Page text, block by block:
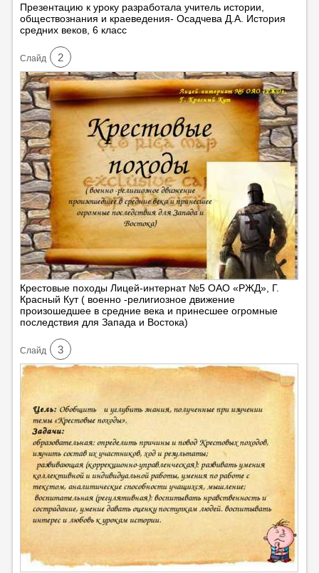
Презентацию к уроку разработала учитель истории,
обществознания и краеведения- Осадчева Д.А. История
средних веков, 6 класс
Cлайд 2
Крестовые походы Лицей-интернат №5 ОАО «РЖД», Г.
Красный Кут ( военно -религиозное движение
произошедшее в средние века и принесшее огромные
последствия для Запада и Востока)
Cлайд 3